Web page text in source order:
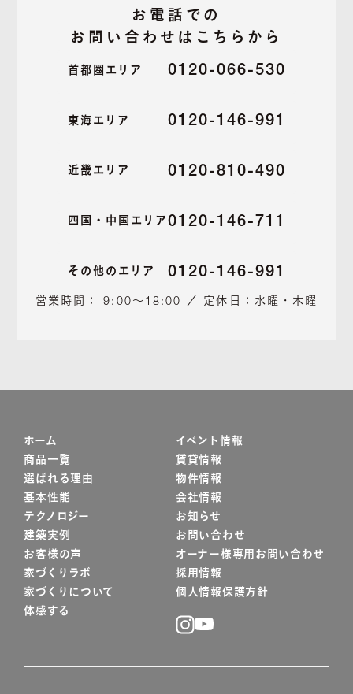
お電話での
お問い合わせはこちらから
首都圏エリア 0120-066-530
東海エリア 0120-146-991
近畿エリア 0120-810-490
四国・中国エリア 0120-146-711
その他のエリア 0120-146-991
営業時間： 9:00～18:00 ／ 定休日：水曜・木曜
ホーム
商品一覧
選ばれる理由
基本性能
テクノロジー
建築実例
お客様の声
家づくりラボ
家づくりについて
体感する
イベント情報
賃貸情報
物件情報
会社情報
お知らせ
お問い合わせ
オーナー様専用お問い合わせ
採用情報
個人情報保護方針